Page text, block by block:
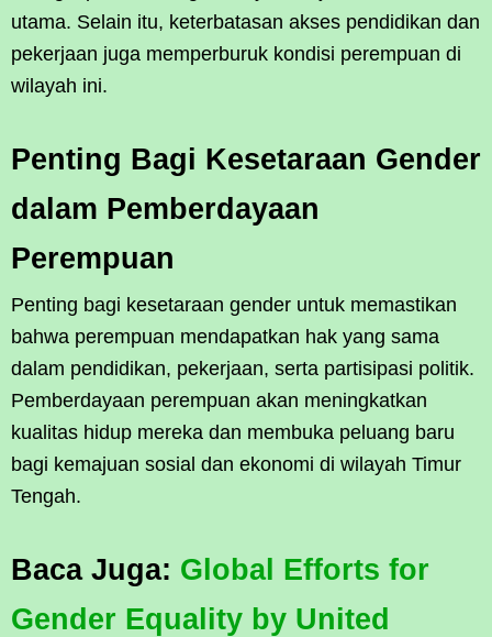
utama. Selain itu, keterbatasan akses pendidikan dan
pekerjaan juga memperburuk kondisi perempuan di
wilayah ini.
Penting Bagi Kesetaraan Gender
dalam Pemberdayaan
Perempuan
Penting bagi kesetaraan gender untuk memastikan
bahwa perempuan mendapatkan hak yang sama
dalam pendidikan, pekerjaan, serta partisipasi politik.
Pemberdayaan perempuan akan meningkatkan
kualitas hidup mereka dan membuka peluang baru
bagi kemajuan sosial dan ekonomi di wilayah Timur
Tengah.
Baca Juga: Global Efforts for
Gender Equality by United